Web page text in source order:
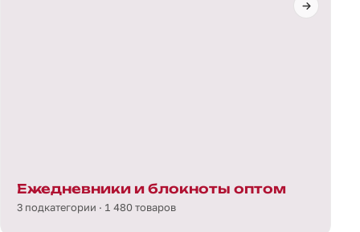
Ежедневники и блокноты оптом
3 подкатегории · 1 480 товаров